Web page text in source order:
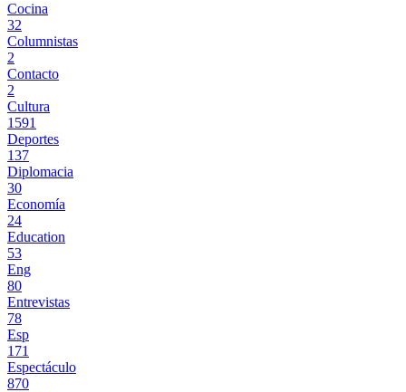
Cocina
32
Columnistas
2
Contacto
2
Cultura
1591
Deportes
137
Diplomacia
30
Economía
24
Education
53
Eng
80
Entrevistas
78
Esp
171
Espectáculo
870